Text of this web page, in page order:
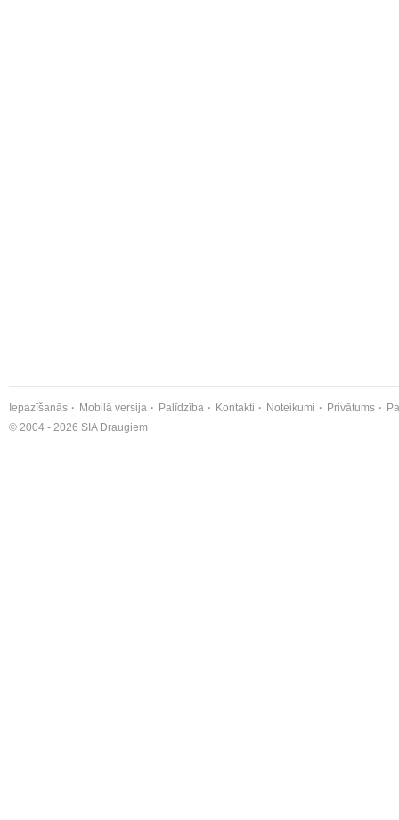
Iepazīšanās Mobilā versija Palīdzība Kontakti Noteikumi Privātums
© 2004 - 2026 SIA Draugiem